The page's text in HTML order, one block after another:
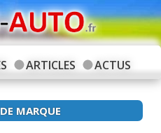
ARTICLES ACTUS
MARQUE